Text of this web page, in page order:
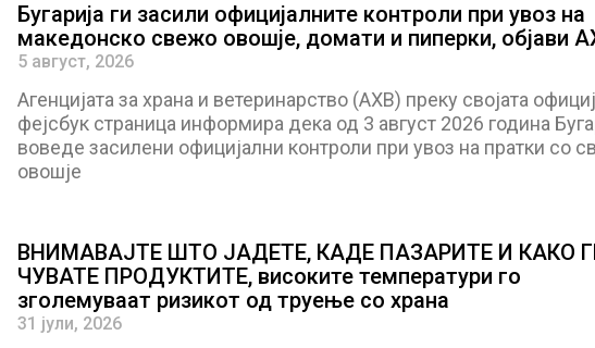
Бугарија ги засили официјалните контроли при увоз на
македонско свежо овошје, домати и пиперки, објави
5 август, 2026
Агенцијата за храна и ветеринарство (АХВ) преку својата
фејсбук страница информира дека од 3 август 2026 година
воведе засилени официјални контроли при увоз на пратки со
овошје
ВНИМАВАЈТЕ ШТО ЈАДЕТЕ, КАДЕ ПАЗАРИТЕ И КАКО
ЧУВАТЕ ПРОДУКТИТЕ, високите температури го
зголемуваат ризикот од труење со храна
31 јули, 2026